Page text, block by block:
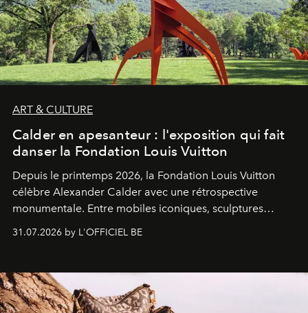
ART & CULTURE
Calder en apesanteur : l'exposition qui fait
danser la Fondation Louis Vuitton
Depuis le printemps 2026, la Fondation Louis Vuitton
célèbre Alexander Calder avec une rétrospective
monumentale. Entre mobiles iconiques, sculptures
monumentales et poésie du mouvement, l'artiste
américain investit les espaces imaginés par Frank Gehry
sculpture.
31.07.2026 by L'OFFICIEL BE